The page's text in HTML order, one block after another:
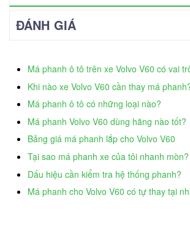
ĐÁNH GIÁ
Má phanh ô tô trên xe Volvo V60 có vai
Khi nào xe Volvo V60 cần thay má
Má phanh ô tô có những loại nào?
Má phanh Volvo V60 dùng hãng nào tốt?
Bảng giá má phanh lắp cho Volvo V60
Tại sao má phanh xe của tôi nhanh mòn?
Dấu hiệu cần kiểm tra hệ thống phanh?
Má phanh cho Volvo V60 có tự thay tại